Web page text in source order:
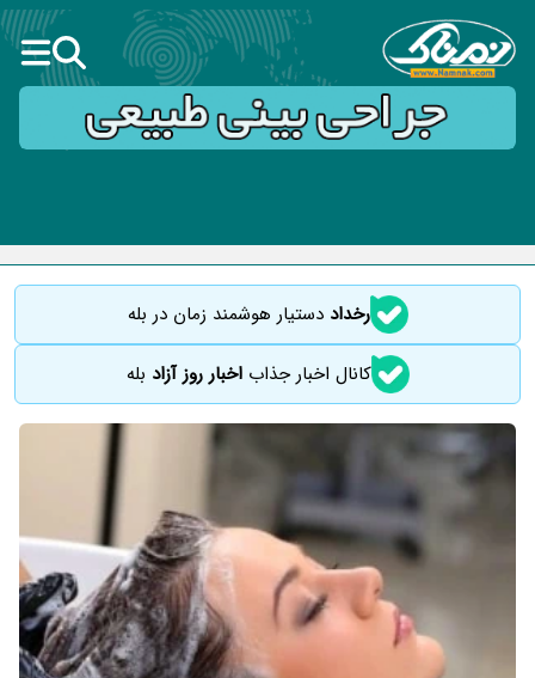
رخداددستیار هوشمند زمان در بله
کانال اخبار جذاباخبار روز آزاد بله